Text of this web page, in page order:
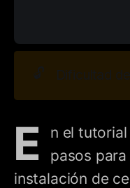
🔓 Dificultad
E
n el
pasos
instalación de